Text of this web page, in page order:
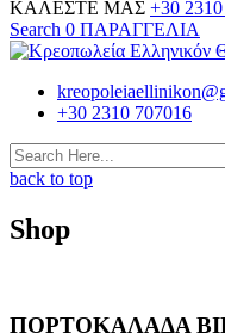
ΚΑΛΕΣΤΕ ΜΑΣ +30
Search 0 ΠΑΡΑΓΓΕΛΙΑ
+30 2310 707016
back to top
Shop
ΠΟΡΤΟΚΑΛΑΔΑ